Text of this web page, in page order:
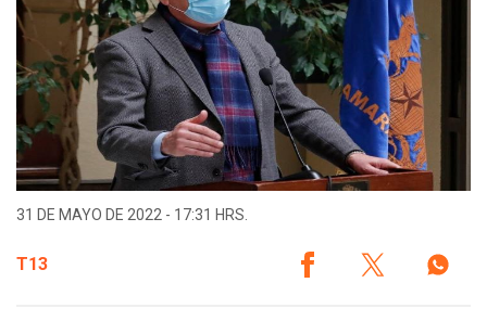
31 DE MAYO DE 2022 - 17:31 HRS.
T13